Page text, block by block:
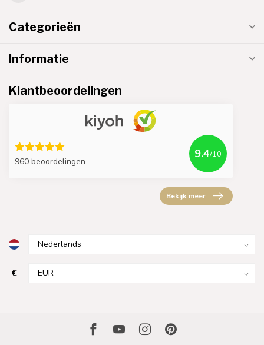
Categorieën
Informatie
Klantbeoordelingen
960 beoordelingen
9.4/10
Bekijk meer
€